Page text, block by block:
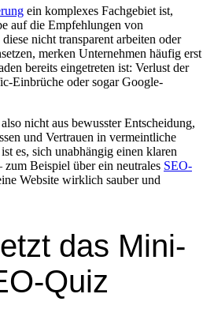
ein komplexes Fachgebiet ist,
auf die Empfehlungen von
nicht transparent arbeiten oder
merken Unternehmen häufig erst
bereits eingetreten ist: Verlust der
Einbrüche oder sogar Google-
nicht aus bewusster Entscheidung,
und Vertrauen in vermeintliche
es, sich unabhängig einen klaren
Beispiel über ein neutrales SEO-
Website wirklich sauber und
das Mini-
Quiz